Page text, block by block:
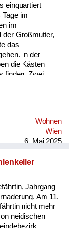
einquartiert
Tage im
im
der Großmutter,
das
In der
die Kästen
finden. Zwei
durch die
Wohnen
Wien
6. Mai 2025
Jahrgang
Am 11.
nicht mehr
neidischen